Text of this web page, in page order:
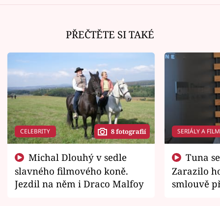
PŘEČTĚTE SI TAKÉ
CELEBRITY 8 fotografií
slavného filmového koně.
Jezdil na něm i Draco Malfoy
SERIÁLY A
Zarazilo
smlouvě